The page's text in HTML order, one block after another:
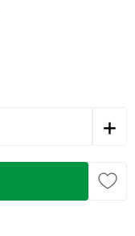
+